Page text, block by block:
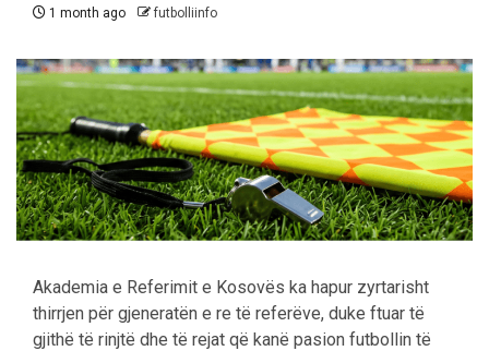
1 month ago futbolliinfo
Akademia e Referimit e Kosovës ka hapur zyrtarisht
thirrjen për gjeneratën e re të referëve, duke ftuar të
gjithë të rinjtë dhe të rejat që kanë pasion futbollin të